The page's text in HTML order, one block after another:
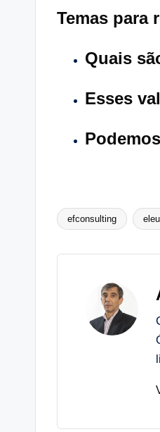
Temas para
Quais
Esses
Tags:
efconsulting